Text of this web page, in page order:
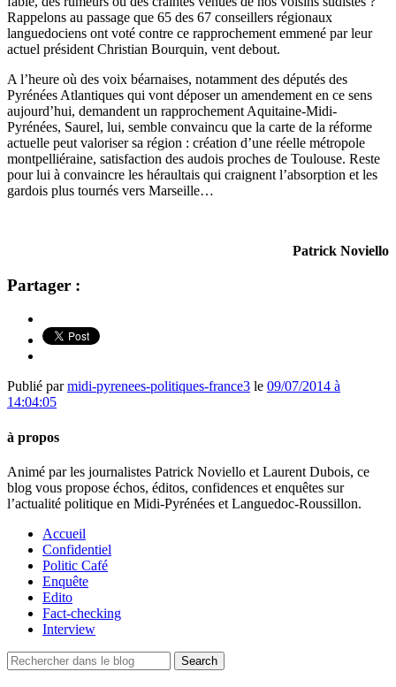
Rappelons au passage que 65 des 67 conseillers régionaux
languedociens ont voté contre ce rapprochement emmené par leur
actuel président Christian Bourquin, vent debout.
A l’heure où des voix béarnaises, notamment des députés des
Pyrénées Atlantiques qui vont déposer un amendement en ce sens
aujourd’hui, demandent un rapprochement Aquitaine-Midi-
Pyrénées, Saurel, lui, semble convaincu que la carte de la réforme
actuelle peut valoriser sa région : création d’une réelle métropole
montpelliéraine, satisfaction des audois proches de Toulouse. Reste
pour lui à convaincre les héraultais qui craignent l’absorption et les
gardois plus tournés vers Marseille…
Patrick Noviello
Partager :
Publié parmidi-pyrenees-politiques-france3 le 09/07/2014 à
14:04:05
à propos
Animé par les journalistes Patrick Noviello et Laurent Dubois, ce
blog vous propose échos, éditos, confidences et enquêtes sur
l’actualité politique en Midi-Pyrénées et Languedoc-Roussillon.
Accueil
Confidentiel
Politic Café
Enquête
Edito
Fact-checking
Interview